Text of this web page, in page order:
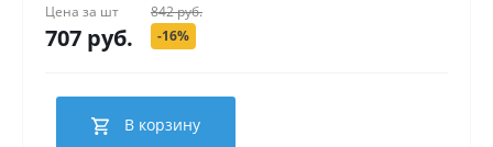
Цена за шт
707 руб.
842 руб.
-16%
В корзину